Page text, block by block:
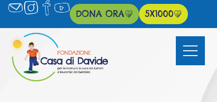
DONA ORA 5X1000